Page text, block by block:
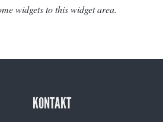
widgets to this widget area.
KONTAKT